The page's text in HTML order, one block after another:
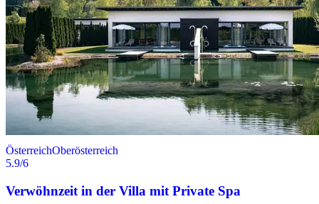
ÖsterreichOberösterreich
5.9/6
Verwöhnzeit in der Villa mit Private Spa